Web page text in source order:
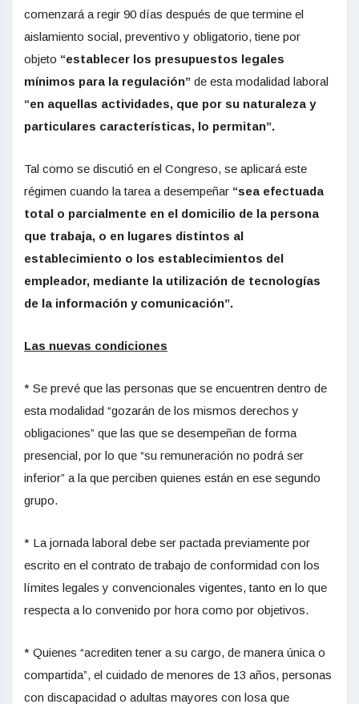
comenzará a regir 90 días después de que termine el
aislamiento social, preventivo y obligatorio, tiene por
objeto “establecer los presupuestos legales
mínimos para la regulación” de esta modalidad laboral
“en aquellas actividades, que por su naturaleza y
particulares características, lo permitan”.
Tal como se discutió en el Congreso, se aplicará este
régimen cuando la tarea a desempeñar “sea efectuada
total o parcialmente en el domicilio de la persona
que trabaja, o en lugares distintos al
establecimiento o los establecimientos del
empleador, mediante la utilización de tecnologías
de la información y comunicación”.
Las nuevas condiciones
* Se prevé que las personas que se encuentren dentro de
esta modalidad “gozarán de los mismos derechos y
obligaciones” que las que se desempeñan de forma
presencial, por lo que “su remuneración no podrá ser
inferior” a la que perciben quienes están en ese segundo
grupo.
* La jornada laboral debe ser pactada previamente por
escrito en el contrato de trabajo de conformidad con los
límites legales y convencionales vigentes, tanto en lo que
respecta a lo convenido por hora como por objetivos.
* Quienes “acrediten tener a su cargo, de manera única o
compartida”, el cuidado de menores de 13 años, personas
con discapacidad o adultas mayores con losa que